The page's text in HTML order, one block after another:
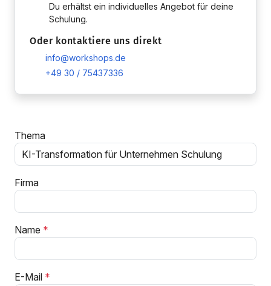
Thema
Firma
Name
E-Mail
Du erhältst ein individuelles Angebot für deine
Schulung.
Oder kontaktiere uns direkt
info@workshops.de
+49 30 / 75437336